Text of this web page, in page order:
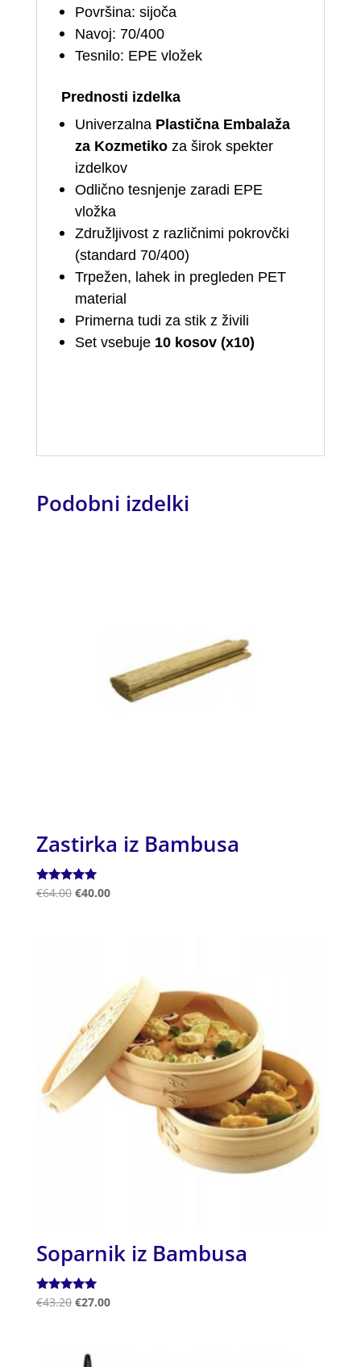
Površina: sijoča
Navoj: 70/400
Tesnilo: EPE vložek
Prednosti izdelka
Univerzalna Plastična Embalaža
za Kozmetikoza širok spekter
izdelkov
Odlično tesnjenje zaradi EPE
vložka
Združljivost z različnimi pokrovčki
(standard 70/400)
Trpežen, lahek in pregleden PET
material
Primerna tudi za stik z živili
Set vsebuje 10 kosov (x10)
Podobni izdelki
Zastirka iz Bambusa
Ocenjeno
€64.00 €40.00
Soparnik iz Bambusa
Ocenjeno
€43.20 €27.00